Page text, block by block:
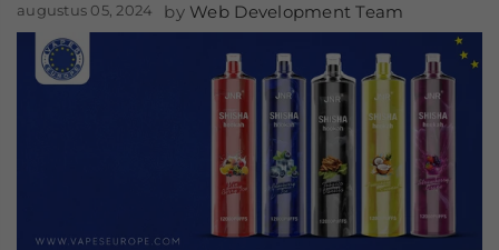
augustus 05, 2024 by Web Development Team